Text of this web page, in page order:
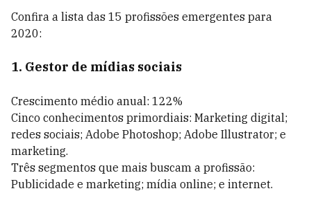
Confira a lista das 15 profissões emergentes para
2020:
1. Gestor de mídias sociais
Crescimento médio anual: 122%
Cinco conhecimentos primordiais: Marketing digital;
redes sociais; Adobe Photoshop; Adobe Illustrator; e
marketing.
Três segmentos que mais buscam a profissão:
Publicidade e marketing; mídia online; e internet.